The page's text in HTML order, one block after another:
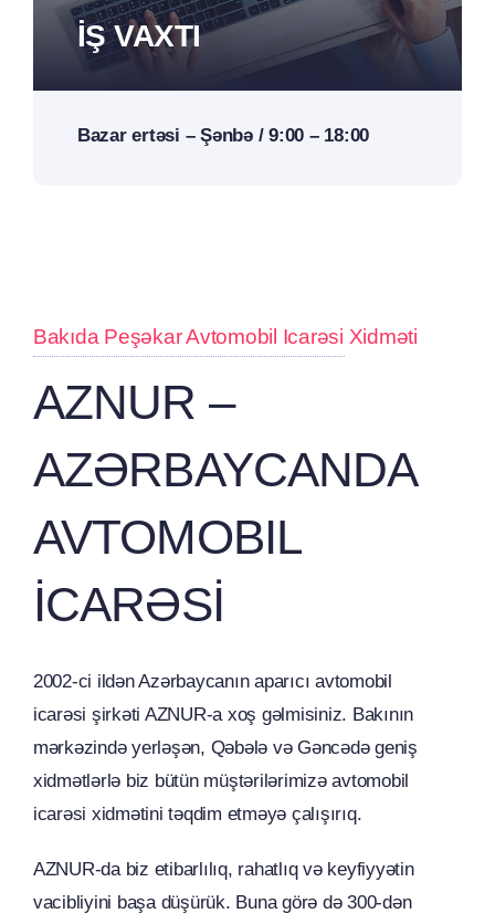
IŞ VAXTI
Bazar ertəsi – Şənbə / 9:00 – 18:00
Bakıda Peşəkar Avtomobil Icarəsi Xidməti
AZNUR –
AZƏRBAYCANDA
AVTOMOBIL
İCARƏSİ
2002-ci ildən Azərbaycanın aparıcı avtomobil
icarəsi şirkəti AZNUR-a xoş gəlmisiniz. Bakının
mərkəzində yerləşən, Qəbələ və Gəncədə geniş
xidmətlərlə biz bütün müştərilərimizə avtomobil
icarəsi xidmətini təqdim etməyə çalışırıq.
AZNUR-da biz etibarlılıq, rahatlıq və keyfiyyətin
vacibliyini başa düşürük. Buna görə də 300-dən